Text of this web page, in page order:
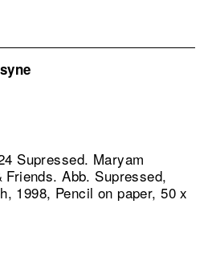
Supressed. Maryam
Friends.Abb. Supressed,
1998, Pencil on paper, 50 x